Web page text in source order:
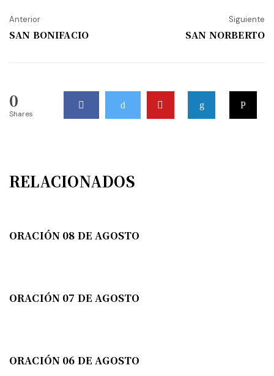
Anterior
SAN BONIFACIO
Siguiente
SAN NORBERTO
0
Shares
RELACIONADOS
ORACIÓN 08 DE AGOSTO
ORACIÓN 07 DE AGOSTO
ORACIÓN 06 DE AGOSTO